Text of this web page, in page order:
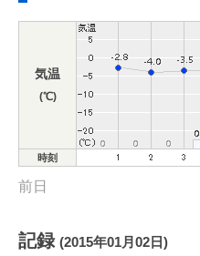
気温
(℃)
時刻
前日
記録 (2015年01月02日)